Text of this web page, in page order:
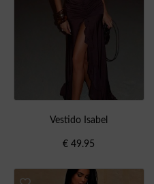
Vestido Isabel
€ 49.95